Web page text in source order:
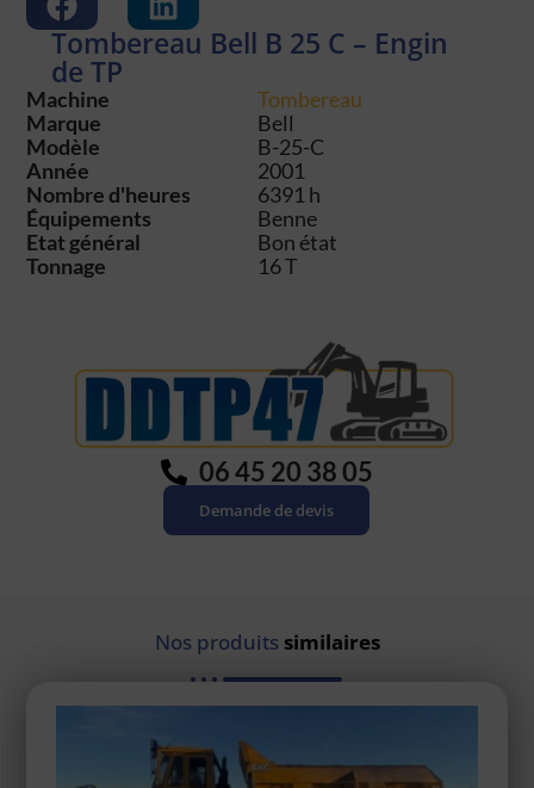
Tombereau Bell B 25 C – Engin
de TP
Machine
Tombereau
Marque
Bell
Modèle
B-25-C
Année
2001
Nombre d'heures
6391 h
Équipements
Benne
Etat général
Bon état
Tonnage
16 T
06 45 20 38 05
Demande de devis
Nos produits similaires